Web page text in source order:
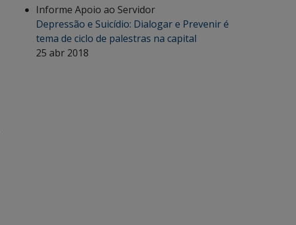
Informe Apoio ao Servidor
Depressão e Suicídio: Dialogar e Prevenir é
tema de ciclo de palestras na capital
25 abr 2018